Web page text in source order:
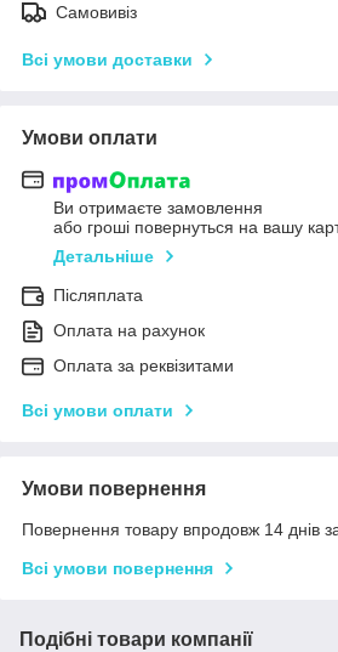
Самовивіз
Всі умови доставки
Умови оплати
Ви отримаєте замовлення
або гроші повернуться на вашу
Детальніше
Післяплата
Оплата на рахунок
Оплата за реквізитами
Всі умови оплати
Умови повернення
Повернення товару впродовж 14 днів
Всі умови повернення
Подібні товари компанії